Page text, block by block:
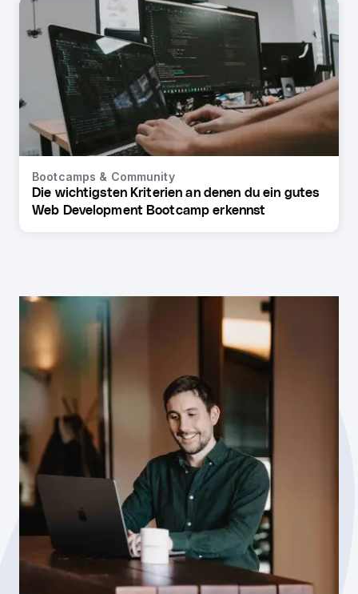
Bootcamps & Community
Die wichtigsten Kriterien an denen du ein gutes
Web Development Bootcamp erkennst